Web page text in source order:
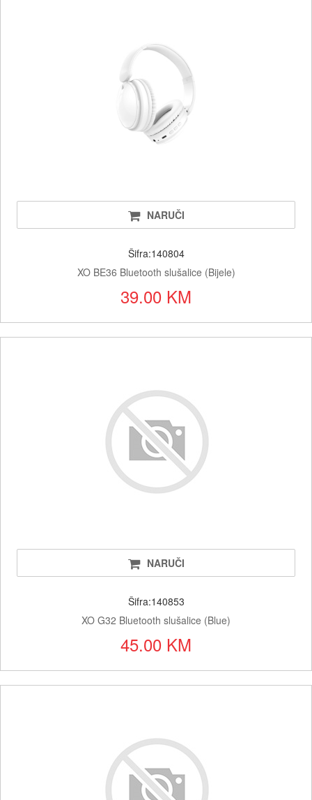
NARUČI
Šifra:140804
XO BE36 Bluetooth slušalice (Bijele)
39.00 KM
NARUČI
Šifra:140853
XO G32 Bluetooth slušalice (Blue)
45.00 KM